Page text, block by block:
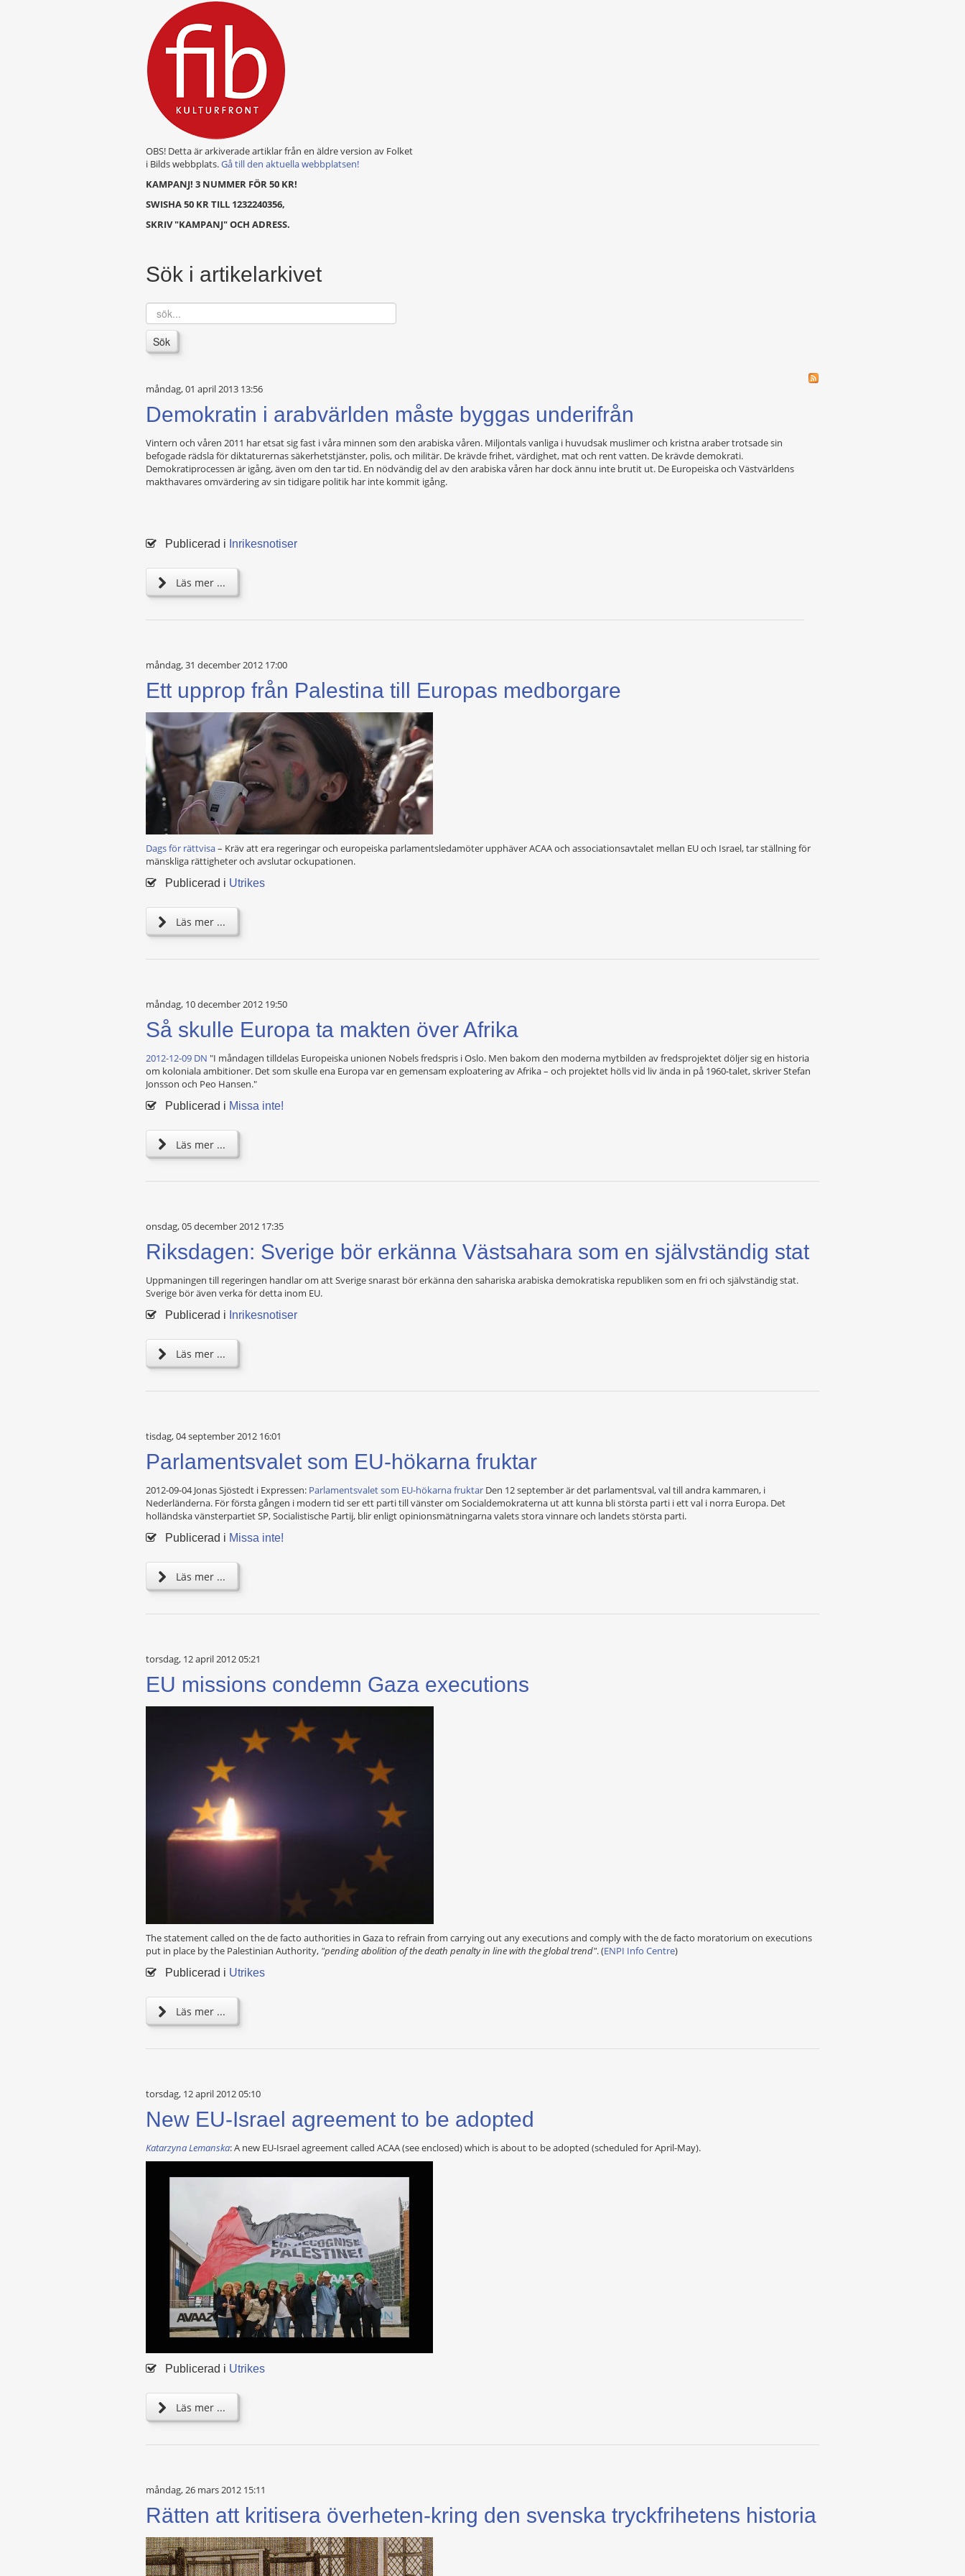
OBS! Detta är arkiverade artiklar från en äldre version av Folket
i Bilds webbplats.Gå till den aktuella webbplatsen!
KAMPANJ! 3 NUMMER FÖR 50 KR!
SWISHA 50 KR TILL 1232240356,
SKRIV "KAMPANJ" OCH ADRESS.
Sök i artikelarkivet
sök...
Sök
måndag, 01 april 2013 13:56
Demokratin i arabvärlden måste byggas underifrån
Vintern och våren 2011 har etsat sig fast i våra minnen som den arabiska våren. Miljontals vanliga i huvudsak muslimer och kristna araber trotsade sin
befogade rädsla för diktaturernas säkerhetstjänster, polis, och militär. De krävde frihet, värdighet, mat och rent vatten. De krävde demokrati.
Demokratiprocessen är igång, även om den tar tid. En nödvändig del av den arabiska våren har dock ännu inte brutit ut. De Europeiska och Västvärldens
makthavares omvärdering av sin tidigare politik har inte kommit igång.
Publicerad i Inrikesnotiser
Läs mer ...
måndag, 31 december 2012 17:00
Ett upprop från Palestina till Europas medborgare
Dags för rättvisa– Kräv att era regeringar och europeiska parlamentsledamöter upphäver ACAA och associationsavtalet mellan EU och Israel, tar ställning för
mänskliga rättigheter och avslutar ockupationen.
Publicerad i Utrikes
Läs mer ...
måndag, 10 december 2012 19:50
Så skulle Europa ta makten över Afrika
2012-12-09 DN "I måndagen tilldelas Europeiska unionen Nobels fredspris i Oslo. Men bakom den ­moderna mytbilden av fredsprojektet döljer sig en historia
om koloniala ambitioner. Det som skulle ena Europa var en gemensam exploatering av Afrika – och projektet hölls vid liv ända in på 1960-talet, skriver Stefan
Jonsson och Peo Hansen."
Publicerad i Missa inte!
Läs mer ...
onsdag, 05 december 2012 17:35
Riksdagen: Sverige bör erkänna Västsahara som en självständig stat
Uppmaningen till regeringen handlar om att Sverige snarast bör erkänna den sahariska arabiska demokratiska republiken som en fri och självständig stat.
Sverige bör även verka för detta inom EU.
Publicerad i Inrikesnotiser
Läs mer ...
tisdag, 04 september 2012 16:01
Parlamentsvalet som EU-hökarna fruktar
2012-09-04 Jonas Sjöstedt i Expressen: Parlamentsvalet som EU-hökarna fruktar Den 12 september är det parlamentsval, val till andra kammaren, i
Nederländerna. För första gången i modern tid ser ett parti till vänster om Socialdemokraterna ut att kunna bli största parti i ett val i norra Europa. Det
holländska vänsterpartiet SP, Socialistische Partij, blir enligt opinionsmätningarna valets stora vinnare och landets största parti.
Publicerad i Missa inte!
Läs mer ...
torsdag, 12 april 2012 05:21
EU missions condemn Gaza executions
The statement called on the de facto authorities in Gaza to refrain from carrying out any executions and comply with the de facto moratorium on executions
put in place by the Palestinian Authority, "pending abolition of the death penalty in line with the global trend". (ENPI Info Centre)
Publicerad i Utrikes
Läs mer ...
torsdag, 12 april 2012 05:10
New EU-Israel agreement to be adopted
Katarzyna Lemanska: A new EU-Israel agreement called ACAA (see enclosed) which is about to be adopted (scheduled for April-May).
Publicerad i Utrikes
Läs mer ...
måndag, 26 mars 2012 15:11
Rätten att kritisera överheten-kring den svenska tryckfrihetens historia